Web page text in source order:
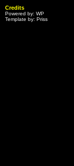
Credits
Powered by: WP
Template by: Priss